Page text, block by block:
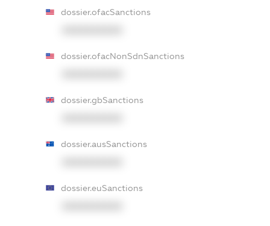
dossier.ofacSanctions
dossier.ofacNonSdnSanctions
dossier.gbSanctions
dossier.ausSanctions
dossier.euSanctions